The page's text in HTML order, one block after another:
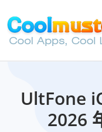
UltFone
2026